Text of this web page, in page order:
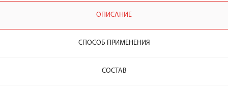
ОПИСАНИЕ
СПОСОБ ПРИМЕНЕНИЯ
СОСТАВ